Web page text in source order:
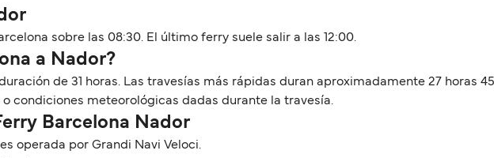
sobre las 08:30. El último ferry suele salir a las 12:00.
a Nador?
de 31 horas. Las travesías más rápidas duran aproximadamente 27 horas
condiciones meteorológicas dadas durante la travesía.
Barcelona Nador
operada por Grandi Navi Veloci.